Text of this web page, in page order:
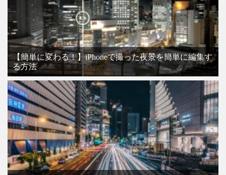
【簡単に変わる！】iPhoneで撮った夜景を簡単に編集す
る方法